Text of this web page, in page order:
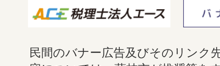
民間のバナー広告及びそのリンク